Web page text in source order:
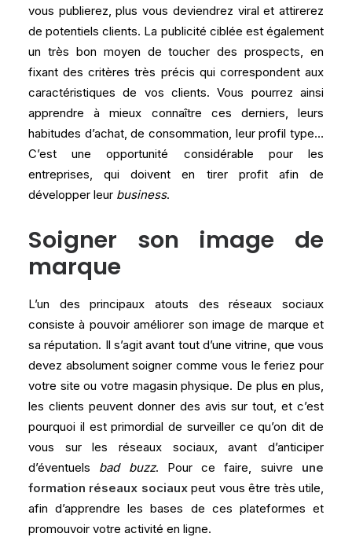
vous publierez, plus vous deviendrez viral et attirerez
de potentiels clients. La publicité ciblée est également
un très bon moyen de toucher des prospects, en
fixant des critères très précis qui correspondent aux
caractéristiques de vos clients. Vous pourrez ainsi
apprendre à mieux connaître ces derniers, leurs
habitudes d’achat, de consommation, leur profil type…
C’est une opportunité considérable pour les
entreprises, qui doivent en tirer profit afin de
développer leur business.
Soigner son image de
marque
L’un des principaux atouts des réseaux sociaux
consiste à pouvoir améliorer son image de marque et
sa réputation. Il s’agit avant tout d’une vitrine, que vous
devez absolument soigner comme vous le feriez pour
votre site ou votre magasin physique. De plus en plus,
les clients peuvent donner des avis sur tout, et c’est
pourquoi il est primordial de surveiller ce qu’on dit de
vous sur les réseaux sociaux, avant d’anticiper
d’éventuels bad buzz. Pour ce faire, suivre une
formation réseaux sociauxpeut vous être très utile,
afin d’apprendre les bases de ces plateformes et
promouvoir votre activité en ligne.